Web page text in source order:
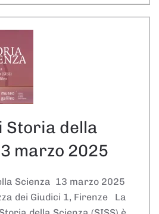
Storia della
marzo 2025
Scienza 13 marzo 2025
dei Giudici 1, Firenze La